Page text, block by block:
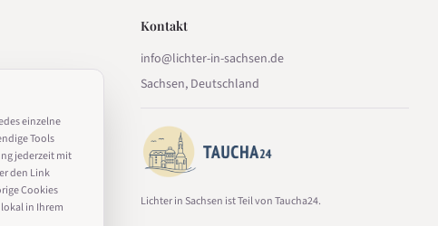
Kontakt
info@lichter-in-sachsen.de
Sachsen, Deutschland
Lichter in Sachsen ist Teil von Taucha24.
einzelne
Tools
jederzeit mit
den Link
Cookies
in Ihrem